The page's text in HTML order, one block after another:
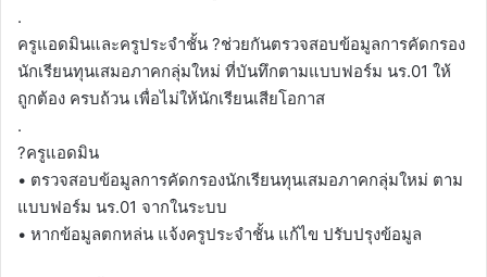
.
ครูแอดมินและครูประจำชั้น ?ช่วยกันตรวจสอบข้อมูลการคัดกรอง
นักเรียนทุนเสมอภาคกลุ่มใหม่ ที่บันทึกตามแบบฟอร์ม นร.01 ให้
ถูกต้อง ครบถ้วน เพื่อไม่ให้นักเรียนเสียโอกาส
.
?ครูแอดมิน
• ตรวจสอบข้อมูลการคัดกรองนักเรียนทุนเสมอภาคกลุ่มใหม่ ตาม
แบบฟอร์ม นร.01 จากในระบบ
• หากข้อมูลตกหล่น แจ้งครูประจำชั้น แก้ไข ปรับปรุงข้อมูล